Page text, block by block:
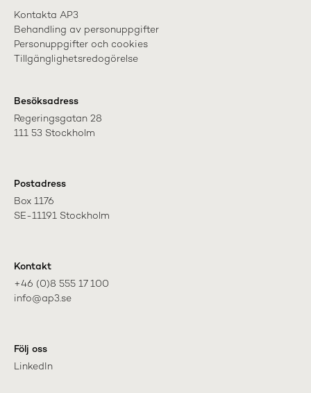
Kontakta AP3
Behandling av personuppgifter
Personuppgifter och cookies
Tillgänglighetsredogörelse
Besöksadress
Regeringsgatan 28
111 53 Stockholm
Postadress
Box 1176
SE-11191 Stockholm
Kontakt
+46 (0)8 555 17 100
info@ap3.se
Följ oss
LinkedIn